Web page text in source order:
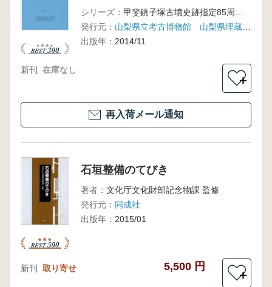
シリーズ：
発行元：
山梨県立考古博物館 山梨県埋蔵文化財センター 甲府市教育委員会
出版年： 2014/11
新刊 在庫なし
＋
再入荷メール通知
石垣整備のてびき
著者： 文化庁文化財部記念物課 監修
発行元： 同成社
出版年： 2015/01
新刊 取り寄せ 5,500 円
＋